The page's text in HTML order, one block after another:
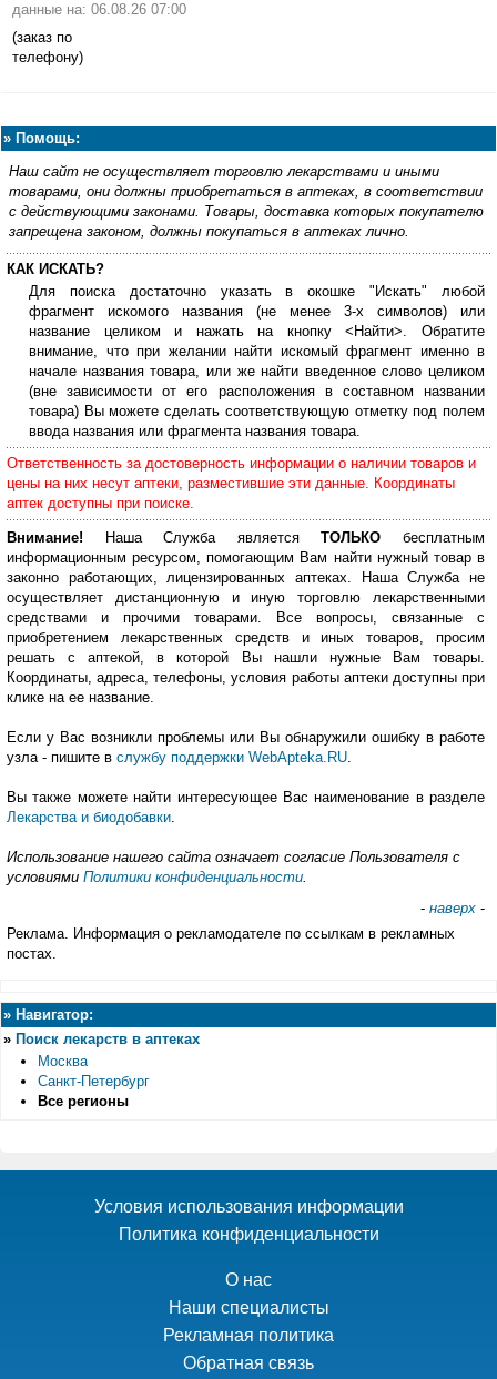
данные на: 06.08.26 07:00
(заказ по
телефону)
» Помощь:
Наш сайт не осуществляет торговлю лекарствами и иными
товарами, они должны приобретаться в аптеках, в соответствии
с действующими законами. Товары, доставка которых покупателю
запрещена законом, должны покупаться в аптеках лично.
КАК ИСКАТЬ?
Для поиска достаточно указать в окошке "Искать" любой
фрагмент искомого названия (не менее 3-х символов) или
название целиком и нажать на кнопку <Найти>. Обратите
внимание, что при желании найти искомый фрагмент именно в
начале названия товара, или же найти введенное слово целиком
(вне зависимости от его расположения в составном названии
товара) Вы можете сделать соответствующую отметку под полем
ввода названия или фрагмента названия товара.
Ответственность за достоверность информации о наличии товаров и
цены на них несут аптеки, разместившие эти данные. Координаты
аптек доступны при поиске.
Внимание! Наша Служба являетсяТОЛЬКО бесплатным
информационным ресурсом, помогающим Вам найти нужный товар в
законно работающих, лицензированных аптеках. Наша Служба не
осуществляет дистанционную и иную торговлю лекарственными
средствами и прочими товарами. Все вопросы, связанные с
приобретением лекарственных средств и иных товаров, просим
решать с аптекой, в которой Вы нашли нужные Вам товары.
Координаты, адреса, телефоны, условия работы аптеки доступны при
клике на ее название.
Если у Вас возникли проблемы или Вы обнаружили ошибку в работе
узла - пишите в службу поддержки WebApteka.RU
Вы также можете найти интересующее Вас наименование в разделе
Лекарства и биодобавки
Использование нашего сайта означает согласие Пользователя с
условиями Политики конфиденциальности
- наверх -
Реклама. Информация о рекламодателе по ссылкам в рекламных
постах.
» Навигатор:
» Поиск лекарств в аптеках
Москва
Санкт-Петербург
Все регионы
Условия использования информации
Политика конфиденциальности
О нас
Наши специалисты
Рекламная политика
Обратная связь